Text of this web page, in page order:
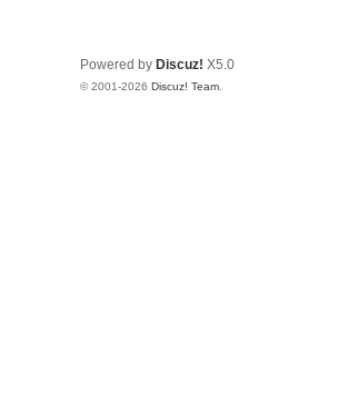
Powered by Discuz! X5.0
© 2001-2026 Discuz! Team